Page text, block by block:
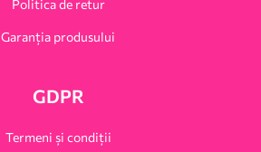
Politica de retur
Garanția produsului
GDPR
Termeni și condiții